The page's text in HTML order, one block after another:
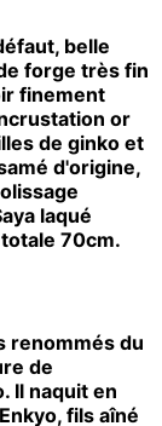
belle
forge très fin
finement
or
de ginko et
d'origine,
laqué
70cm.
renommés du
de
Il naquit en
fils aîné